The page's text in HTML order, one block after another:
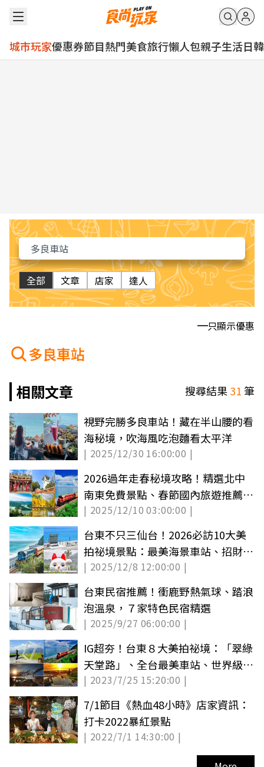
城市玩家優惠券節目熱門美食旅行懶人包親子生活日韓
全部 文章 店家 達人
只顯示優惠
多良車站
相關文章
搜尋結果31筆
視野完勝多良車站！藏在半山腰的看
海秘境，吹海風吃泡麵看太平洋
| 2025/12/30 16:00:00 |
2026過年走春秘境攻略！精選北中
南東免費景點、春節國內旅遊推薦
（中獎公布）
| 2025/12/10 03:00:00 |
台東不只三仙台！2026必訪10大美
拍祕境景點：最美海景車站、招財貓
土地公
| 2025/12/8 12:00:00 |
台東民宿推薦！衝鹿野熱氣球、踏浪
泡溫泉，７家特色民宿精選
| 2025/9/27 06:00:00 |
IG超夯！台東８大美拍祕境：「翠綠
天堂路」、全台最美車站、世界級海
底溫泉
| 2023/7/25 15:20:00 |
7/1節目《熱血48小時》店家資訊：
打卡2022暴紅景點
| 2022/7/1 14:30:00 |